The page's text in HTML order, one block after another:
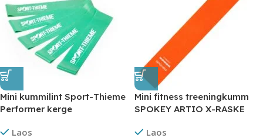
Mini kummilint Sport-Thieme
Performer kerge
Laos
Mini fitness treeningkumm
SPOKEY ARTIO X-RASKE
Laos